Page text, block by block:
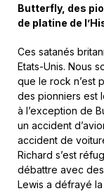
Butterfly, des
de platine de
Ces satanés
Etats-Unis. Nous
que le rock n’est
des pionniers est
à l’exception de
un accident
accident de
Richard s’est
débattre avec
Lewis a défrayé